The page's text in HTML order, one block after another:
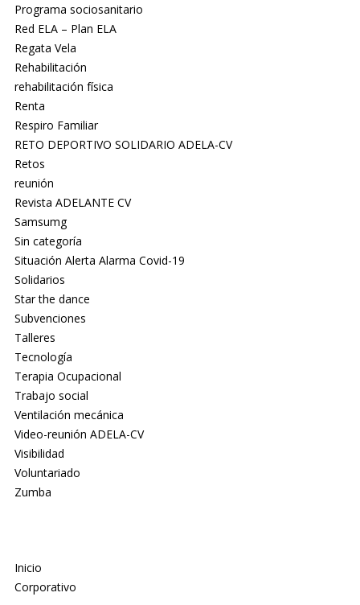
Programa sociosanitario
Red ELA – Plan ELA
Regata Vela
Rehabilitación
rehabilitación física
Renta
Respiro Familiar
RETO DEPORTIVO SOLIDARIO ADELA-CV
Retos
reunión
Revista ADELANTE CV
Samsumg
Sin categoría
Situación Alerta Alarma Covid-19
Solidarios
Star the dance
Subvenciones
Talleres
Tecnología
Terapia Ocupacional
Trabajo social
Ventilación mecánica
Video-reunión ADELA-CV
Visibilidad
Voluntariado
Zumba
Inicio
Corporativo